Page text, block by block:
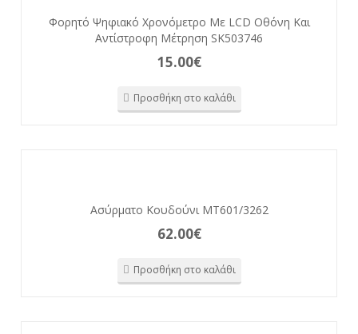
Φορητό Ψηφιακό Χρονόμετρο Με LCD Οθόνη Και
Αντίστροφη Μέτρηση SK503746
15.00€
Προσθήκη στο καλάθι
Ασύρματο Κουδούνι MT601/3262
62.00€
Προσθήκη στο καλάθι